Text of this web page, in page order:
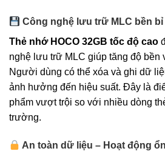
Công nghệ lưu trữ MLC bền bỉ
Thẻ nhớ HOCO 32GB tốc độ cao
nghệ lưu trữ MLC giúp tăng độ bền
Người dùng có thể xóa và ghi dữ
ảnh hưởng đến hiệu suất. Đây là
phẩm vượt trội so với nhiều dòng
trường.
An toàn dữ liệu – Hoạt động